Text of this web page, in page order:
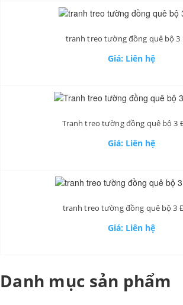
tranh treo tường đồng quê bộ 3
Giá: Liên hệ
Tranh treo tường đồng quê bộ 3
Giá: Liên hệ
tranh treo tường đồng quê bộ 3
Giá: Liên hệ
Danh mục sản phẩm